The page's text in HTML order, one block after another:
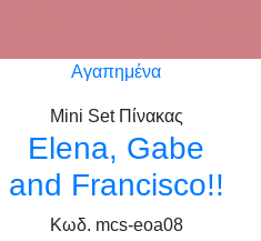
Αγαπημένα
Mini Set Πίνακας
Elena, Gabe
and Francisco!!
Κωδ. mcs-eoa08